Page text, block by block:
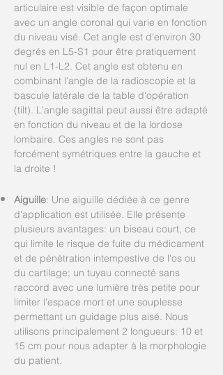
articulaire est visible de façon optimale
avec un angle coronal qui varie en fonction
du niveau visé. Cet angle est d'environ 30
degrés en L5-S1 pour être pratiquement
nul en L1-L2. Cet angle est obtenu en
combinant l'angle de la radioscopie et la
bascule latérale de la table d'opération
(tilt). L'angle sagittal peut aussi être adapté
en fonction du niveau et de la lordose
lombaire. Ces angles ne sont pas
forcément symétriques entre la gauche et
la droite !
Aiguille: Une aiguille dédiée à ce genre
d'application est utilisée. Elle présente
plusieurs avantages: un biseau court, ce
qui limite le risque de fuite du médicament
et de pénétration intempestive de l'os ou
du cartilage; un tuyau connecté sans
raccord avec une lumière très petite pour
limiter l'espace mort et une souplesse
permettant un guidage plus aisé. Nous
utilisons principalement 2 longueurs: 10 et
15 cm pour nous adapter à la morphologie
du patient.